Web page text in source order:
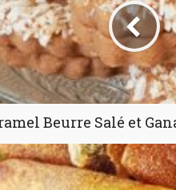
Beurre Salé et